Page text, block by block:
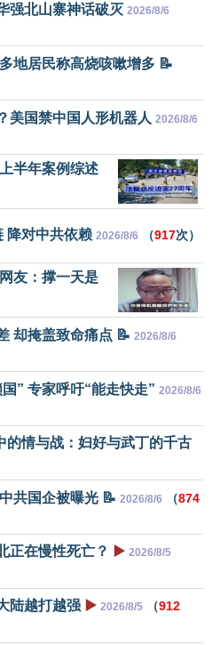
强北山寨神话破灭 2026/8/6
地居民称高烧咳嗽增多 📝
美国禁中国人形机器人 2026/8/6
半年案例综述
降对中共依赖 2026/8/6 （917次）
友：撑一天是
却掩盖致命痛点 📝 2026/8/6
” 专家呼吁“能走快走” 2026/8/6
的情与战：妇好与武丁的千古
共国企被曝光 📝 2026/8/6 （874
正在慢性死亡？ ▶️ 2026/8/5
陆越打越强 ▶️ 2026/8/5 （912